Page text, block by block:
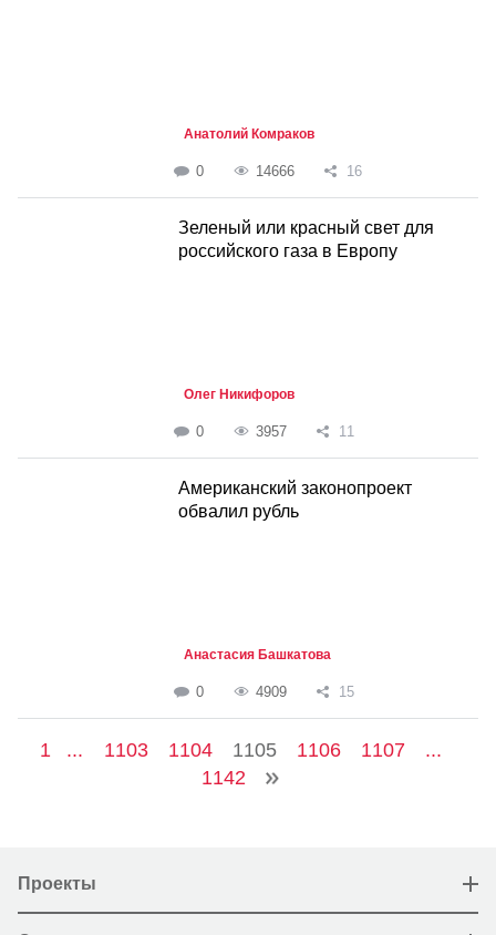
Анатолий Комраков
0 14666 16
Зеленый или красный свет для
российского газа в Европу
Олег Никифоров
0 3957 11
Американский законопроект
обвалил рубль
Анастасия Башкатова
0 4909 15
1 ... 1103 1104 1105 1106 1107
...
1142
Проекты